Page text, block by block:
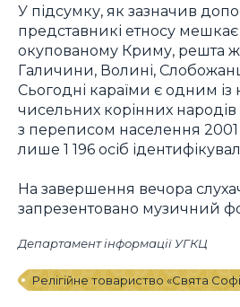
У підсумку, як зазначив
представникі етносу мешкає
окупованому Криму, решта ж
Галичини, Волині,
Сьогодні караїми є одним
чисельних корінних народів
з переписом населення 2001
лише 1 196 осіб
На завершення вечора
запрезентовано музичний
Департамент інформації УГКЦ
Релігійне товариство «Свята